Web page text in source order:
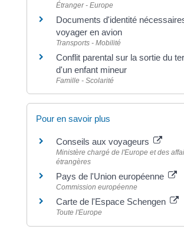
Étranger - Europe
Documents d'identité
voyager en avion
Transports - Mobilité
Conflit parental sur la sortie du
d'un enfant mineur
Famille - Scolarité
Pour en savoir plus
Conseils aux voyageurs
Ministère chargé de l'Europe et des
étrangères
Pays de l'Union européenne
Commission européenne
Carte de l'Espace Schengen
Toute l'Europe